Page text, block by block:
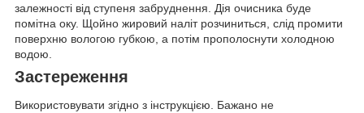
залежності від ступеня забруднення. Дія очисника буде
помітна оку. Щойно жировий наліт розчиниться, слід промити
поверхню вологою губкою, а потім прополоснути холодною
водою.
Застереження
Використовувати згідно з інструкцією. Бажано не